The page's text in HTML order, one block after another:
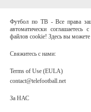
Футбол по ТВ - Все права
автоматически соглашаетесь
файлов cookie! Здесь вы
Свяжитесь с нами:
Terms of Use (EULA)
contact@telefootball.net
За НАС